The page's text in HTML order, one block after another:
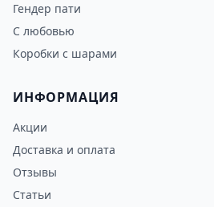
Гендер пати
С любовью
Коробки с шарами
ИНФОРМАЦИЯ
Акции
Доставка и оплата
Отзывы
Статьи